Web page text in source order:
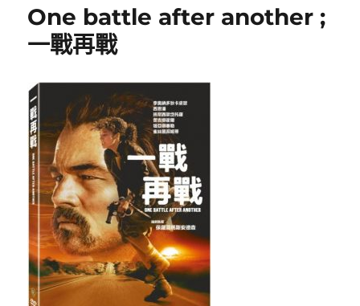
One battle after another ;
一戰再戰